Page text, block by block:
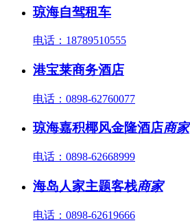
琼海自驾租车
电话：18789510555
港宝莱商务酒店
电话：0898-62760077
琼海嘉积椰风金隆酒店商家
电话：0898-62668999
海岛人家主题客栈商家
电话：0898-62619666